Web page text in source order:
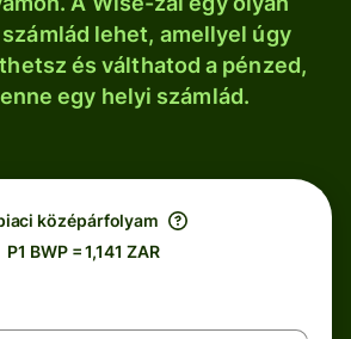
lehet, amellyel úgy
és válthatod a pénzed,
egy helyi számlád.
középárfolyam
P1 BWP = 1,141 ZAR